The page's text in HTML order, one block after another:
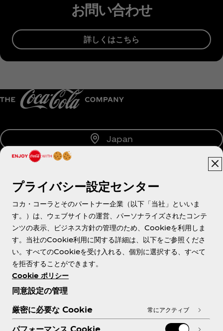
お問い合わせ
詳しくはこちら
Japan
About us
Need help?
各種ポリシー
プライバシー設定センター
コカ・コーラとそのパートナー企業（以下「当社」といいま
す。）は、ウェブサイトの運営、パーソナライズされたコンテ
ンツの表示、ビジネス方針の管理のため、Cookieを利用しま
す。当社のCookie利用に関する詳細は、以下をご参照くださ
い。すべてのCookieを受け入れる、個別に選択する、すべて
を拒否することができます。
Cookie ポリシー
同意設定の管理
厳密に必要な Cookie
常にアクティブ
パフォーマンス Cookie